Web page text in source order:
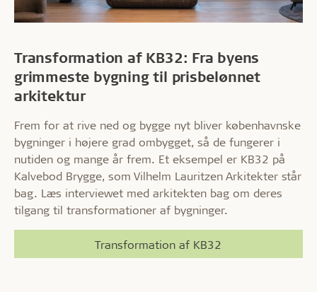
Transformation af KB32: Fra byens
grimmeste bygning til prisbelønnet
arkitektur
Frem for at rive ned og bygge nyt bliver københavnske
bygninger i højere grad ombygget, så de fungerer i
nutiden og mange år frem. Et eksempel er KB32 på
Kalvebod Brygge, som Vilhelm Lauritzen Arkitekter står
bag. Læs interviewet med arkitekten bag om deres
tilgang til transformationer af bygninger.
Transformation af KB32